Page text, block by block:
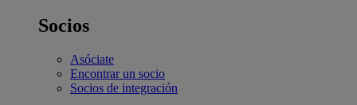
Socios
Asóciate
Encontrar un socio
Socios de integración